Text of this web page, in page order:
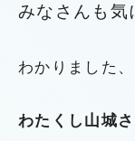
みなさんも気
わかりました
わたくし山城